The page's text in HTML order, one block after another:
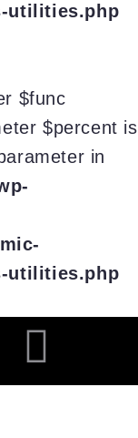
utilities.php
$func
$percent is
in
utilities.php